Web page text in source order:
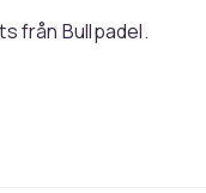
från Bullpadel.